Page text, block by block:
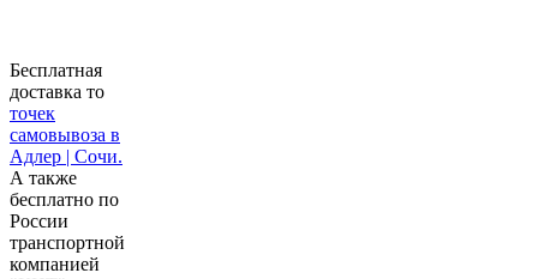
Бесплатная
доставка то
точек
самовывоза в
Адлер | Сочи.
А также
бесплатно по
России
транспортной
компанией